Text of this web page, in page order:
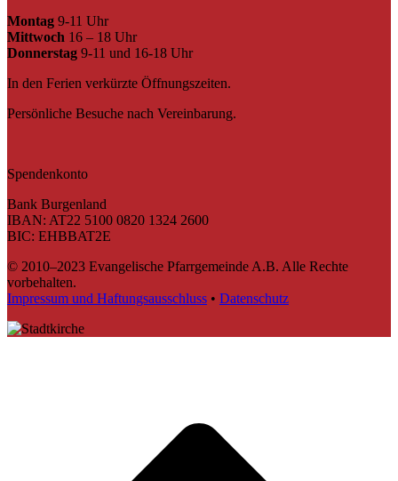
Montag 9-11 Uhr
Mittwoch 16 – 18 Uhr
Donnerstag 9-11 und 16-18 Uhr
In den Ferien verkürzte Öffnungszeiten.
Persönliche Besuche nach Vereinbarung.
Spendenkonto
Bank Burgenland
IBAN: AT22 5100 0820 1324 2600
BIC: EHBBAT2E
© 2010–2023 Evangelische Pfarrgemeinde A.B. Alle Rechte
vorbehalten.
Impressum und Haftungsausschluss • Datenschutz